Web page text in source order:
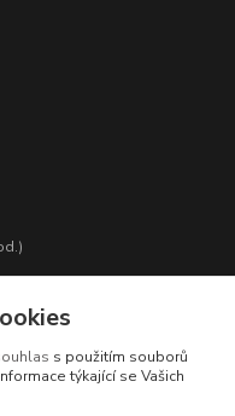
s použitím souborů
týkající se Vašich